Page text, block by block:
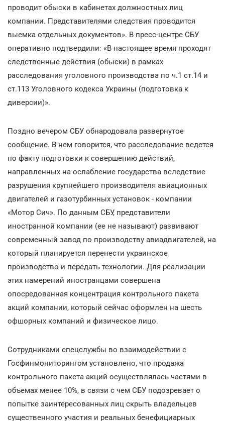
проводит обыски в кабинетах должностных лиц
компании. Представителями следствия проводится
выемка отдельных документов». В пресс-центре СБУ
оперативно подтвердили: «В настоящее время проходят
следственные действия (обыски) в рамках
расследования уголовного производства по ч.1 ст.14 и
ст.113 Уголовного кодекса Украины (подготовка к
диверсии)».
Поздно вечером СБУ обнародовала развернутое
сообщение. В нем говорится, что расследование ведется
по факту подготовки к совершению действий,
направленных на ослабление государства вследствие
разрушения крупнейшего производителя авиационных
двигателей и газотурбинных установок - компании
«Мотор Сич». По данным СБУ, представители
иностранной компании (ее не называют) развивают
современный завод по производству авиадвигателей, на
который планируется перенести украинское
производство и передать технологии. Для реализации
этих намерений иностранцами совершена
опосредованная концентрация контрольного пакета
акций компании, который сейчас оформлен на шесть
офшорных компаний и физическое лицо.
Сотрудниками спецслужбы во взаимодействии с
Госфинмониторингом установлено, что продажа
контрольного пакета акций осуществлялась частями в
объемах менее 10%, в связи с чем СБУ подозревает о
попытке заинтересованных лиц скрыть владельцев
существенного участия и реальных бенефициарных